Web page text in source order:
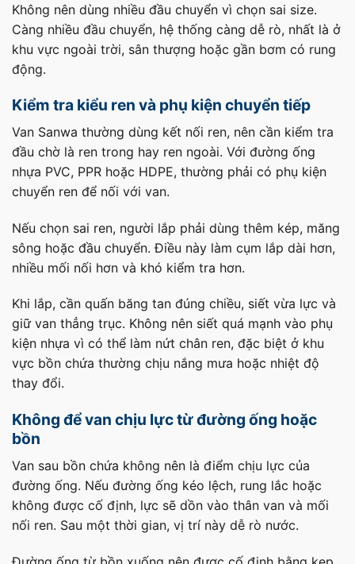
Không nên dùng nhiều đầu chuyển vì chọn sai size.
Càng nhiều đầu chuyển, hệ thống càng dễ rò, nhất là ở
khu vực ngoài trời, sân thượng hoặc gần bơm có rung
động.
Kiểm tra kiểu ren và phụ kiện chuyển tiếp
Van Sanwa thường dùng kết nối ren, nên cần kiểm tra
đầu chờ là ren trong hay ren ngoài. Với đường ống
nhựa PVC, PPR hoặc HDPE, thường phải có phụ kiện
chuyển ren để nối với van.
Nếu chọn sai ren, người lắp phải dùng thêm kép, măng
sông hoặc đầu chuyển. Điều này làm cụm lắp dài hơn,
nhiều mối nối hơn và khó kiểm tra hơn.
Khi lắp, cần quấn băng tan đúng chiều, siết vừa lực và
giữ van thẳng trục. Không nên siết quá mạnh vào phụ
kiện nhựa vì có thể làm nứt chân ren, đặc biệt ở khu
vực bồn chứa thường chịu nắng mưa hoặc nhiệt độ
thay đổi.
Không để van chịu lực từ đường ống hoặc
bồn
Van sau bồn chứa không nên là điểm chịu lực của
đường ống. Nếu đường ống kéo lệch, rung lắc hoặc
không được cố định, lực sẽ dồn vào thân van và mối
nối ren. Sau một thời gian, vị trí này dễ rò nước.